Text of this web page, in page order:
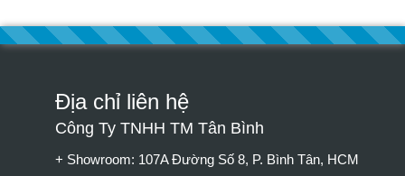
Địa chỉ liên hệ
Công Ty TNHH TM Tân Bình
+ Showroom: 107A Đường Số 8, P. Bình Tân, HCM